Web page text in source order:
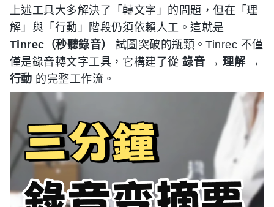
上述工具大多解決了「轉文字」的問題，但在「理
解」與「行動」階段仍須依賴人工。這就是
Tinrec（秒聽錄音）
試圖突破的瓶頸。Tinrec 不僅
僅是錄音轉文字工具，它構建了從錄音 → 理解 →
行動 的完整工作流。